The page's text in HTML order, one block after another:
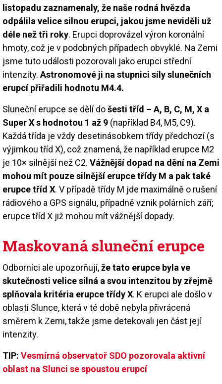
listopadu zaznamenaly, že naše rodná hvězda
odpálila velice silnou erupci, jakou jsme neviděli už
déle než tři roky. Erupci doprovázel výron koronální
hmoty, což je v podobných případech obvyklé. Na Zemi
jsme tuto události pozorovali jako erupci střední
intenzity. Astronomové ji na stupnici síly slunečních
erupcí přiřadili hodnotu M4.4.
Sluneční erupce se dělí došesti tříd – A, B, C, M, X a
Super X s hodnotou 1 až 9 (například B4, M5, C9).
Každá třída je vždy desetinásobkem třídy předchozí (s
výjimkou tříd X), což znamená, že například erupce M2
je 10× silnější než C2. Vážnější dopad na dění na Zemi
mohou mít pouze silnější erupce třídy M a pak také
erupce tříd X. V případě třídy M jde maximálně o rušení
rádiového a GPS signálu, případně vznik polárních září;
erupce tříd X již mohou mít vážnější dopady.
Maskovaná sluneční erupce
Odborníci ale upozorňují,že tato erupce byla ve
skutečnosti velice silná a svou intenzitou by zřejmě
splňovala kritéria erupce třídy X. K erupci ale došlo v
oblasti Slunce, která v té době nebyla přivrácená
směrem k Zemi, takže jsme detekovali jen část její
intenzity.
TIP: Vesmírná observatoř SDO pozorovala aktivní
oblast na Slunci se spoustou erupcí